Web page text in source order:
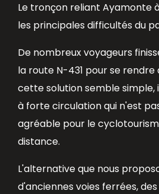
Le tronçon reliant Ayamonte
les principales difficultés du
De nombreux voyageurs
la route N-431 pour se rendre
cette solution semble simple,
à forte circulation qui n'est
agréable pour le
distance.
L'alternative que nous
d'anciennes voies ferrées,